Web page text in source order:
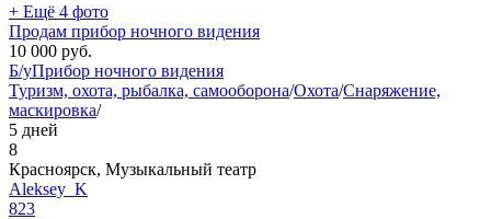
+ Ещё 4 фото
Продам прибор ночного видения
10 000 руб.
Б/уПрибор ночного видения
Туризм, охота, рыбалка, самооборона/Охота/Снаряжение,
маскировка/
5 дней
8
Красноярск, Музыкальный театр
Aleksey_K
823